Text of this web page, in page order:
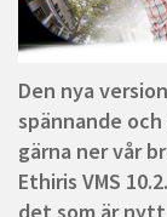
Den nya
spännande
gärna ner vår
Ethiris VMS